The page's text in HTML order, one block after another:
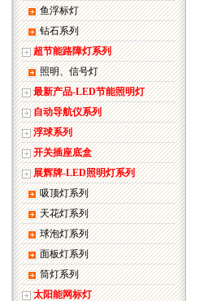
鱼浮标灯
钻石系列
超节能路障灯系列
照明、信号灯
最新产品-LED节能照明灯
自动导航仪系列
浮球系列
开关插座底盒
展辉牌-LED照明灯系列
吸顶灯系列
天花灯系列
球泡灯系列
面板灯系列
筒灯系列
太阳能网标灯